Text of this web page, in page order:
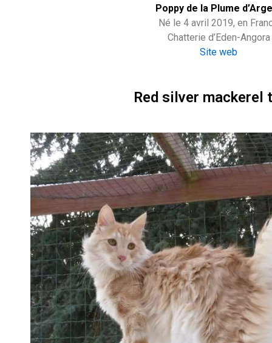
Poppy de la Plume
Né le 4 avril 2019, en
Chatterie d’Eden-Angora
Site web
Red silver mackerel